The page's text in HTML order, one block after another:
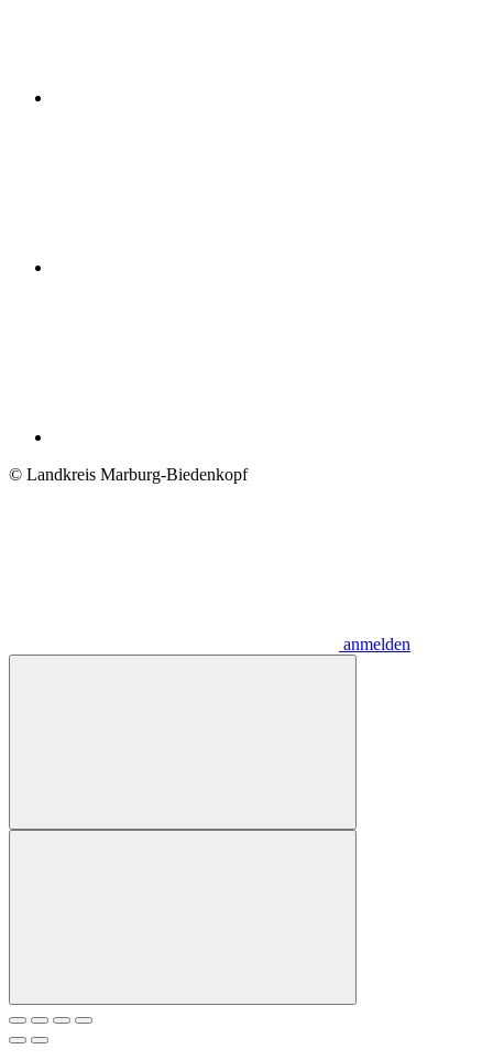
© Landkreis Marburg-Biedenkopf
anmelden